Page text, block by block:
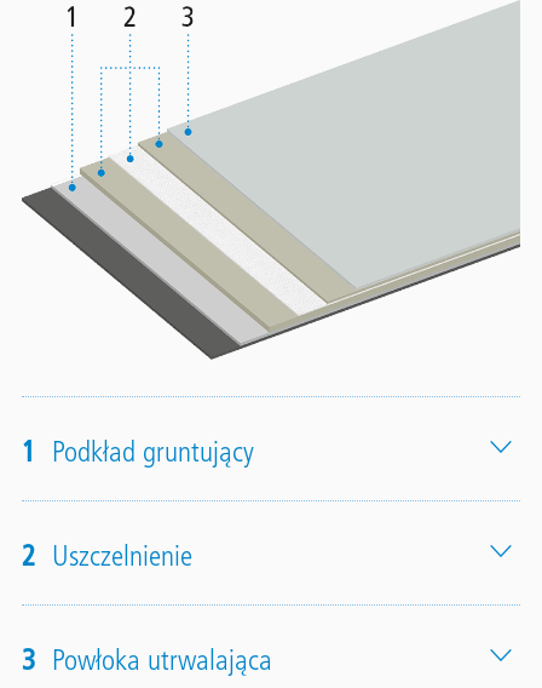
1 Podkład gruntujący
2 Uszczelnienie
3 Powłoka utrwalająca